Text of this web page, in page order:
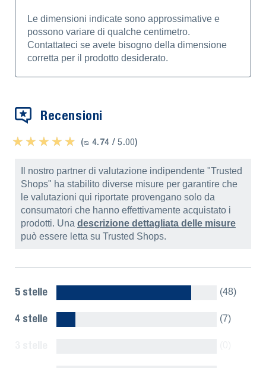
Le dimensioni indicate sono approssimative e
possono variare di qualche centimetro.
Contattateci se avete bisogno della dimensione
corretta per il prodotto desiderato.
Recensioni
★ ★ ★ ★ ★
★ ★ ★ ★ ★ (ᴓ 4.74 / 5.00)
Il nostro partner di valutazione indipendente "Trusted
Shops" ha stabilito diverse misure per garantire che
le valutazioni qui riportate provengano solo da
consumatori che hanno effettivamente acquistato i
prodotti. Una descrizione dettagliata delle misure
può essere letta su Trusted Shops.
5 stelle (48)
4 stelle (7)